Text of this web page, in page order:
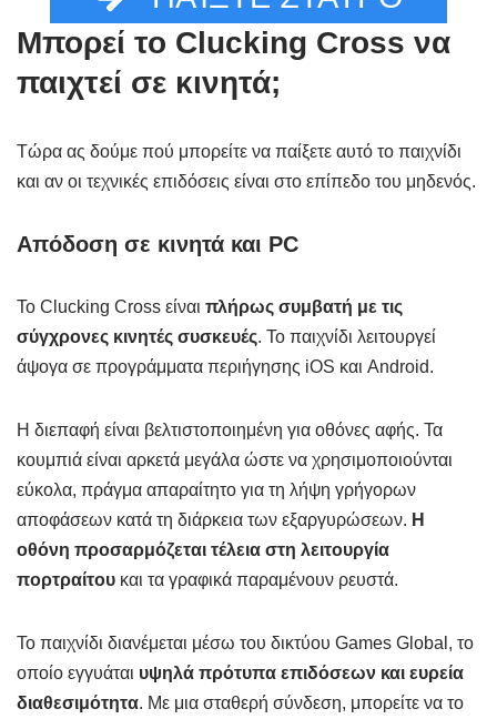
Μπορεί το Clucking Cross να
παιχτεί σε κινητά;
Τώρα ας δούμε πού μπορείτε να παίξετε αυτό το παιχνίδι
και αν οι τεχνικές επιδόσεις είναι στο επίπεδο του μηδενός.
Απόδοση σε κινητά και PC
Το Clucking Cross είναι πλήρως συμβατή με τις
σύγχρονες κινητές συσκευές. Το παιχνίδι λειτουργεί
άψογα σε προγράμματα περιήγησης iOS και Android.
Η διεπαφή είναι βελτιστοποιημένη για οθόνες αφής. Τα
κουμπιά είναι αρκετά μεγάλα ώστε να χρησιμοποιούνται
εύκολα, πράγμα απαραίτητο για τη λήψη γρήγορων
αποφάσεων κατά τη διάρκεια των εξαργυρώσεων. Η
οθόνη προσαρμόζεται τέλεια στη λειτουργία
πορτραίτου και τα γραφικά παραμένουν ρευστά.
Το παιχνίδι διανέμεται μέσω του δικτύου Games Global, το
οποίο εγγυάται υψηλά πρότυπα επιδόσεων και ευρεία
διαθεσιμότητα. Με μια σταθερή σύνδεση, μπορείτε να το